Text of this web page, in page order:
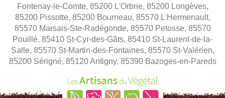
Fontenay-le-Comte, 85200 L'Orbrie, 85200 Longèves,
85200 Pissotte, 85200 Bourneau, 85570 L'Hermenault,
85570 Marsais-Ste-Radégonde, 85570 Petosse, 85570
Pouillé, 85410 St-Cyr-des-Gâts, 85410 St-Laurent-de-la-
Salle, 85570 St-Martin-des-Fontaines, 85570 St-Valérien,
85200 Sérigné, 85120 Antigny, 85390 Bazoges-en-Pareds